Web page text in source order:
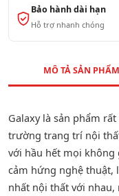
Bảo hành dài hạn
Hỗ trợ nhanh chóng
MÔ TẢ SẢN PHẨM
Galaxy là sản phẩm
trường trang trí nội
với hầu hết mọi không
cảm hứng nghệ thuật,
nhất nội thất với